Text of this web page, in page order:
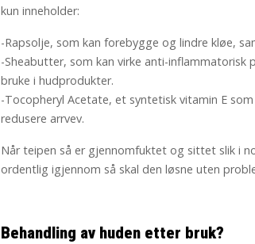
kun inneholder:
-Rapsolje, som kan forebygge og lindre kløe,
-Sheabutter, som kan virke anti-
bruke i hudprodukter.
-Tocopheryl Acetate, et syntetisk vitamin E
redusere arrvev.
Når teipen så er gjennomfuktet og sittet slik i
ordentlig igjennom så skal den løsne uten
Behandling av huden etter bruk?